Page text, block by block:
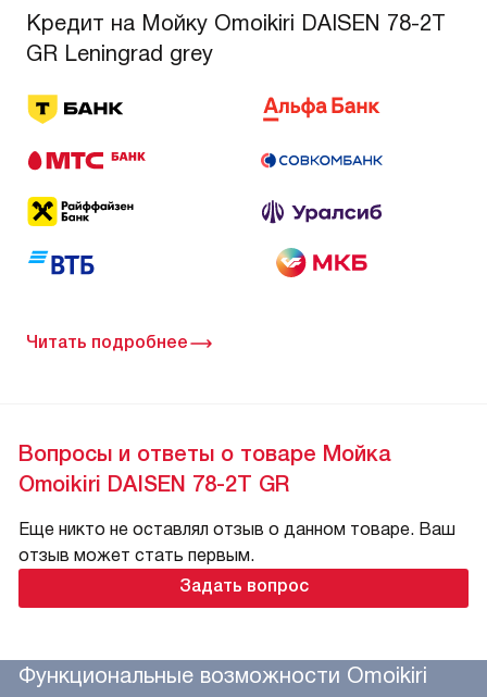
Кредит на Мойку Omoikiri DAISEN 78-2T
GR Leningrad grey
Читать подробнее
Вопросы и ответы о товаре Мойка
Omoikiri DAISEN 78-2T GR
Еще никто не оставлял отзыв о данном товаре. Ваш
отзыв может стать первым.
Задать вопрос
Функциональные возможности Omoikiri